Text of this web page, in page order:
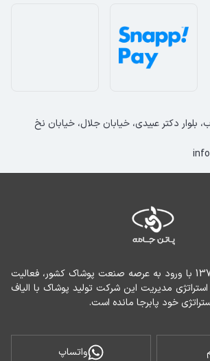
خود پابرجا مانده است.
واتساپ
بلوار دکتر عبیدی، خیابان جلال، خیابان نخ